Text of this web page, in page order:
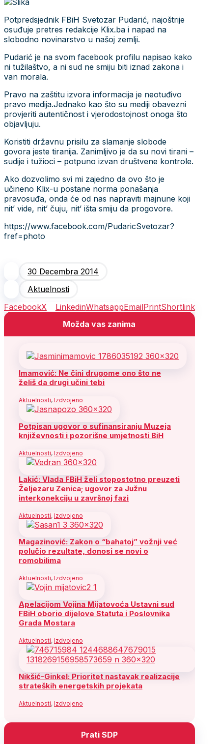
Potpredsjednik FBiH Svetozar Pudarić, najoštrije
osuđuje pretres redakcije Klix.ba i napad na
slobodno novinarstvo u našoj zemlji.
Pudarić je na svom facebook profilu napisao kako
ni tužilaštvo, a ni sud ne smiju biti iznad zakona i
van morala.
Pravo na zaštitu izvora informacija je neotuđivo
pravo medija.Jednako kao što su mediji obavezni
provjeriti autentičnost i vjerodostojnost onoga što
objavljuju.
Koristiti državnu prisilu za slamanje slobode
govora jeste tiranija. Zanimljivo je da su novi tirani –
sudije i tužioci – potpuno izvan društvene kontrole.
Ako dozvolimo svi mi zajedno da ovo što je
učineno Klix-u postane norma ponašanja
pravosuđa, onda će od nas napraviti majnune koji
nit’ vide, nit’ čuju, nit’ išta smiju da progovore.
https://www.facebook.com/PudaricSvetozar?
fref=photo
30 Decembra 2014
Aktuelnosti
FacebookX LinkedinWhatsappEmailPrintShortlink
Možda vas zanima
Imamović: Ne čini drugome ono što ne
želiš da drugi učini tebi
Aktuelnosti, Izdvojeno
Potpisan ugovor o sufinansiranju Muzeja
književnosti i pozorišne umjetnosti BiH
Aktuelnosti, Izdvojeno
Lakić: Vlada FBiH želi stopostotno preuzeti
Željezaru Zenica; ugovor za Južnu
interkonekciju u završnoj fazi
Aktuelnosti, Izdvojeno
Magazinović: Zakon o “bahatoj” vožnji već
polučio rezultate, donosi se novi o
romobilima
Aktuelnosti, Izdvojeno
Apelacijom Vojina Mijatovoća Ustavni sud
FBiH oborio dijelove Statuta i Poslovnika
Grada Mostara
Aktuelnosti, Izdvojeno
Nikšić-Ginkel: Prioritet nastavak realizacije
strateških energetskih projekata
Aktuelnosti, Izdvojeno
Prati SDP